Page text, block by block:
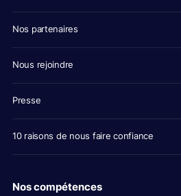
Nos partenaires
Nous rejoindre
Presse
10 raisons de nous faire confiance
Nos compétences